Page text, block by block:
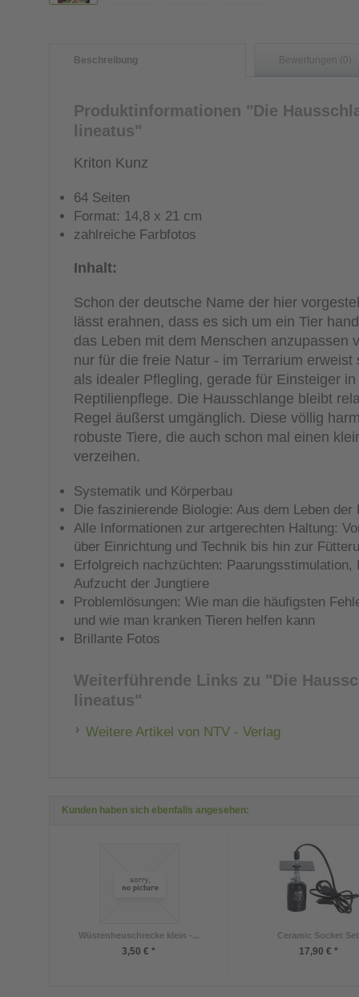
Beschreibung Bewertungen (0)
Produktinformationen "Die
lineatus"
Kriton Kunz
64 Seiten
Format: 14,8 x 21 cm
zahlreiche Farbfotos
Inhalt:
Schon der deutsche Name der hier
lässt erahnen, dass es sich um ein Tier
das Leben mit dem Menschen anzupassen
nur für die freie Natur - im Terrarium
als idealer Pflegling, gerade für Einsteiger
Reptilienpflege. Die Hausschlange bleibt
Regel äußerst umgänglich. Diese völlig
robuste Tiere, die auch schon mal einen
verzeihen.
Systematik und Körperbau
Die faszinierende Biologie: Aus dem Leben der
Alle Informationen zur artgerechten Haltung:
über Einrichtung und Technik bis hin zur
Erfolgreich nachzüchten: Paarungsstimulation,
Aufzucht der Jungtiere
Problemlösungen: Wie man die häufigsten
und wie man kranken Tieren helfen kann
Brillante Fotos
Weiterführende Links zu "Die
lineatus"
Weitere Artikel von NTV - Verlag
Kunden haben sich ebenfalls angesehen:
Wüstenheuschrecke klein -...
3,50 € *
Ceramic Socket Set
17,90 € *